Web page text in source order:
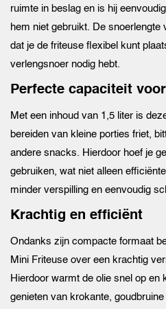
ruimte in beslag en is hij
hem niet gebruikt. De
dat je de friteuse flexibel kunt
verlengsnoer nodig hebt.
Perfecte capaciteit
Met een inhoud van 1,5 liter is
bereiden van kleine porties friet,
andere snacks. Hierdoor hoef je
gebruiken, wat niet alleen
minder verspilling en eenvoudig
Krachtig en efficiënt
Ondanks zijn compacte formaat
Mini Friteuse over een krachtig
Hierdoor warmt de olie snel op en
genieten van krokante,